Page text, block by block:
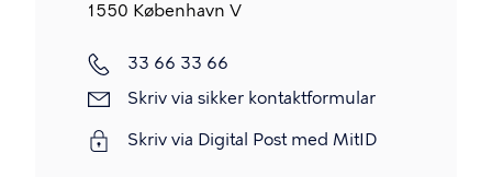
1550 København V
Telefon
33 66 33 66
Skriv
sikker
Skriv via sikker kontaktformular
Skriv via Digital Post med MitID